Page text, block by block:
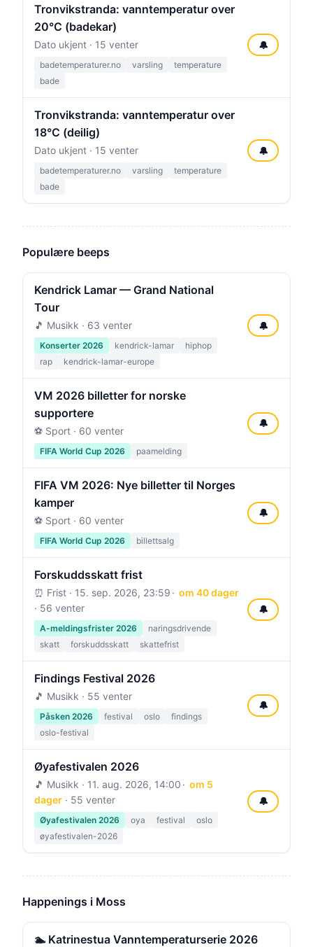
Tronvikstranda: vanntemperatur over
20°C (badekar)
Dato ukjent · 15 venter
badetemperaturer.no varsling
temperature
bade
🔔
Tronvikstranda: vanntemperatur over
18°C (deilig)
Dato ukjent · 15 venter
badetemperaturer.no varsling
temperature
bade
🔔
Populære beeps
Kendrick Lamar — Grand National
Tour
🎵 Musikk · 63 venter
Konserter 2026 kendrick-lamar
hiphop
rap
kendrick-lamar-europe
🔔
VM 2026 billetter for norske
supportere
⚽ Sport · 60 venter
FIFA World Cup 2026 paamelding
🔔
FIFA VM 2026: Nye billetter til Norges
kamper
⚽ Sport · 60 venter
FIFA World Cup 2026 billettsalg
🔔
Forskuddsskatt frist
⏰ Frist · 15. sep. 2026, 23:59
om 40 dager
· 56 venter
A-meldingsfrister 2026
naringsdrivende
skatt
forskuddsskatt skattefrist
🔔
Findings Festival 2026
🎵 Musikk · 55 venter
Påsken 2026 festival oslo
findings
oslo-festival
🔔
Øyafestivalen 2026
🎵 Musikk · 11. aug. 2026, 14:00
om 5
dager · 55 venter
Øyafestivalen 2026 oya festival
oslo
øyafestivalen-2026
🔔
Happenings i Moss
🏊 Katrinestua Vanntemperaturserie 2026